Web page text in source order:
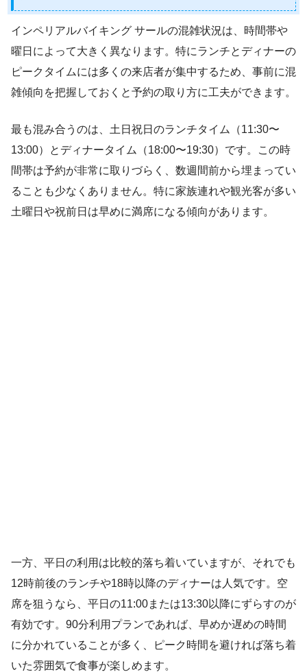
インペリアルバイキング サールの混雑状況は、時間帯や
曜日によって大きく異なります。特にランチとディナーの
ピークタイムには多くの来店者が集中するため、事前に混
雑傾向を把握しておくと予約の取り方に工夫ができます。
最も混み合うのは、土日祝日のランチタイム（11:30〜
13:00）とディナータイム（18:00〜19:30）です。この時
間帯は予約が非常に取りづらく、数週間前から埋まってい
ることも少なくありません。特に家族連れや観光客が多い
土曜日や祝前日は早めに満席になる傾向があります。
一方、平日の利用は比較的落ち着いていますが、それでも
12時前後のランチや18時以降のディナーは人気です。空
席を狙うなら、平日の11:00または13:30以降にずらすのが
有効です。90分利用プランであれば、早めか遅めの時間
に分かれていることが多く、ピーク時間を避ければ落ち着
いた雰囲気で食事が楽しめます。